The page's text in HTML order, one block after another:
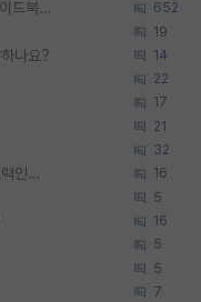
[무료] 2026 미국 대학원 유학 스타터팩 - 가이드북 & 합격자 컨택메일 템플릿 652
19
나요? 14
22
17
21
32
박사진학하기에 2억은 괜찮은 (?) 정도의 경제력인가요 16
5
16
5
5
7